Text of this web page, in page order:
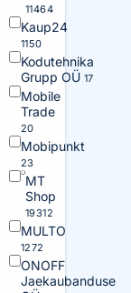
11464
Kaup24
1150
Kodutehnika
Grupp OÜ 17
Mobile
Trade
20
Mobipunkt
23
MT
Shop
19312
MULTO
1272
ONOFF
Jaekaubanduse